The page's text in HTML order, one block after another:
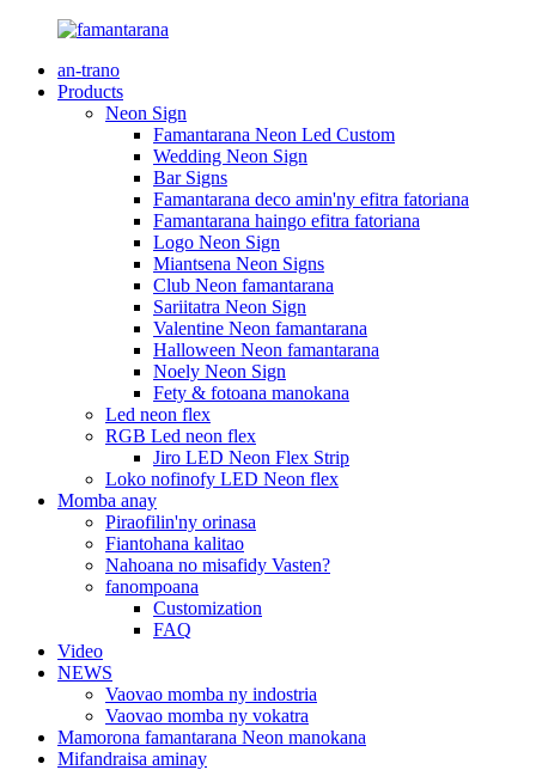
an-trano
Products
Neon Sign
Famantarana Neon Led Custom
Wedding Neon Sign
Bar Signs
Famantarana deco amin'ny efitra fatoriana
Famantarana haingo efitra fatoriana
Logo Neon Sign
Miantsena Neon Signs
Club Neon famantarana
Sariitatra Neon Sign
Valentine Neon famantarana
Halloween Neon famantarana
Noely Neon Sign
Fety & fotoana manokana
Led neon flex
RGB Led neon flex
Jiro LED Neon Flex Strip
Loko nofinofy LED Neon flex
Momba anay
Piraofilin'ny orinasa
Fiantohana kalitao
Nahoana no misafidy Vasten?
fanompoana
Customization
FAQ
Video
NEWS
Vaovao momba ny indostria
Vaovao momba ny vokatra
Mamorona famantarana Neon manokana
Mifandraisa aminay